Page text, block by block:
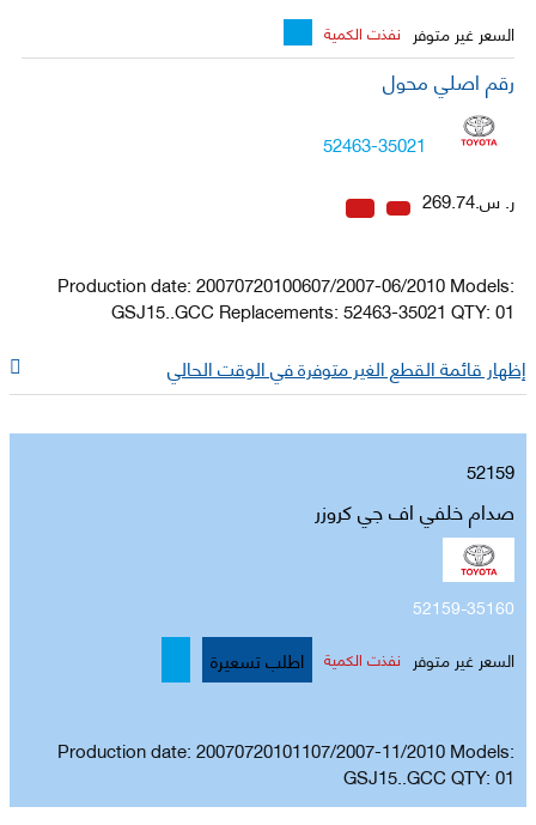
السعر غير متوفر نفذت الكمية
رقم اصلي محول
52463-35021
ر. س.269.74
Production date: 20070720100607/2007-06/2010 Models:
GSJ15..GCC Replacements: 52463-35021 QTY: 01
إظهار قائمة القطع الغير متوفرة في الوقت الحالي
52159
صدام خلفي اف جي كروزر
52159-35160
السعر غير متوفر نفذت الكمية اطلب تسعيرة
Production date: 20070720101107/2007-11/2010 Models:
GSJ15..GCC QTY: 01